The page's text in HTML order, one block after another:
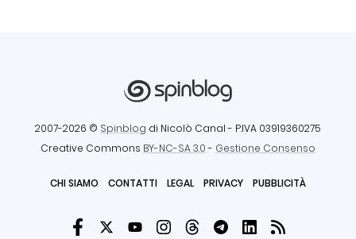
2007-2026 © Spinblog di Nicolò Canal - P.IVA 03919360275
Creative Commons BY-NC-SA 3.0- Gestione Consenso
CHI SIAMO CONTATTI LEGAL PRIVACY PUBBLICITÀ